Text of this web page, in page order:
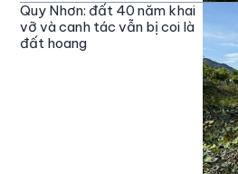
Quy Nhơn: đất 40 năm khai
vỡ và canh tác vẫn bị coi là
đất hoang